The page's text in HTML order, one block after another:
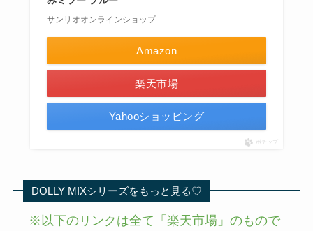
サンリオオンラインショップ
Amazon
楽天市場
Yahooショッピング
ポチップ
DOLLY MIXシリーズをもっと見る♡
※以下のリンクは全て「楽天市場」のもので